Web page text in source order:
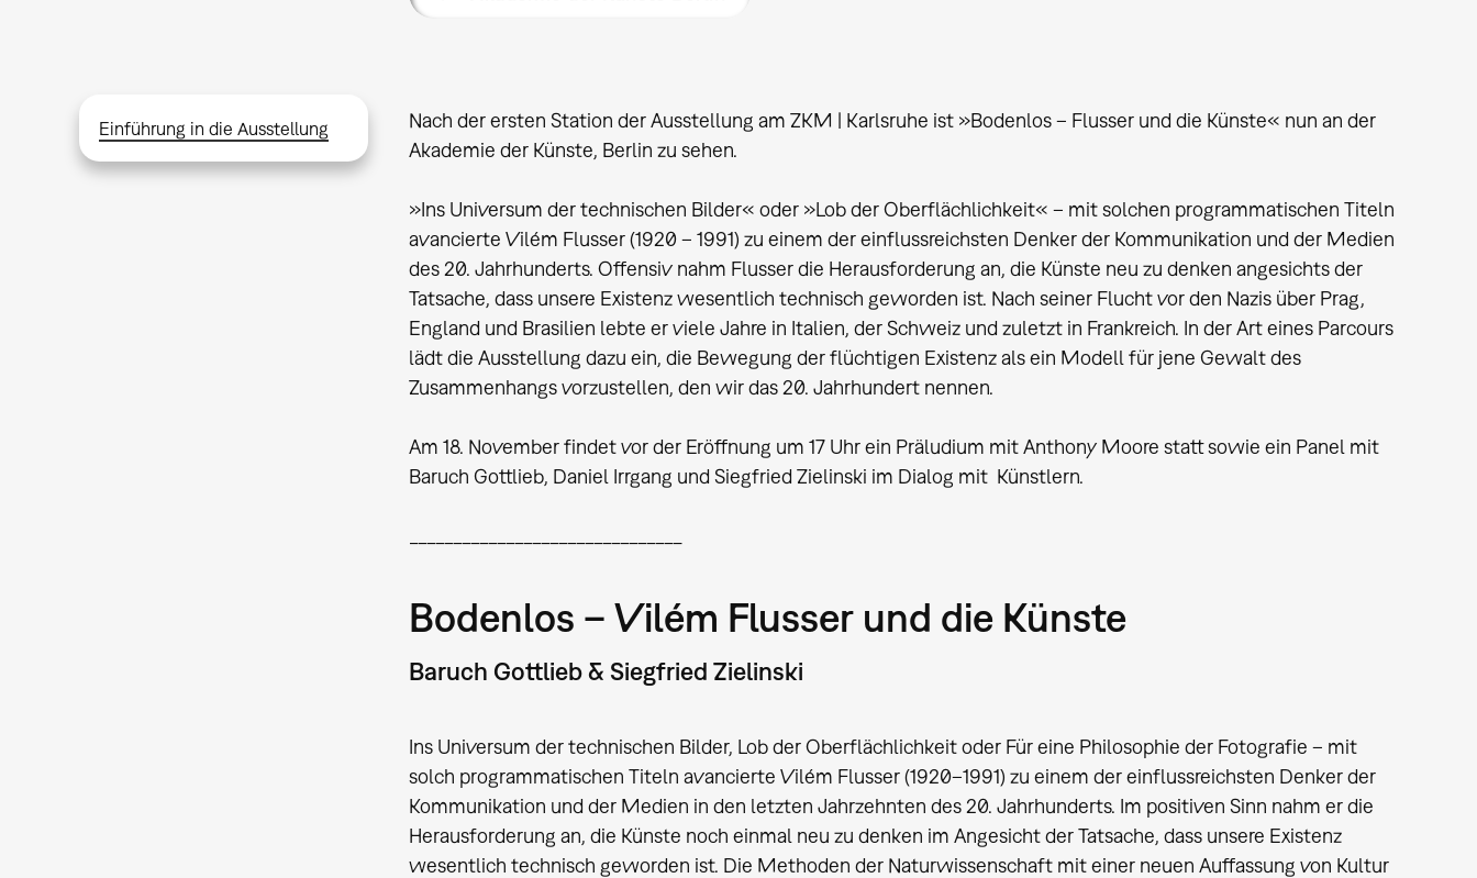
Einführung in die Ausstellung
Nach der ersten Station der Ausstellung am ZKM | Karlsruhe ist »Bodenlos – Flusser und die Künste« nun an der
Akademie der Künste, Berlin zu sehen.
»Ins Universum der technischen Bilder« oder »Lob der Oberflächlichkeit« – mit solchen programmatischen Titeln
avancierte Vilém Flusser (1920 – 1991) zu einem der einflussreichsten Denker der Kommunikation und der Medien
des 20. Jahrhunderts. Offensiv nahm Flusser die Herausforderung an, die Künste neu zu denken angesichts der
Tatsache, dass unsere Existenz wesentlich technisch geworden ist. Nach seiner Flucht vor den Nazis über Prag,
England und Brasilien lebte er viele Jahre in Italien, der Schweiz und zuletzt in Frankreich. In der Art eines Parcours
lädt die Ausstellung dazu ein, die Bewegung der flüchtigen Existenz als ein Modell für jene Gewalt des
Zusammenhangs vorzustellen, den wir das 20. Jahrhundert nennen.
Am 18. November findet vor der Eröffnung um 17 Uhr ein Präludium mit Anthony Moore statt sowie ein Panel mit
Baruch Gottlieb, Daniel Irrgang und Siegfried Zielinski im Dialog mit Künstlern.
Bodenlos – Vilém Flusser und die Künste
Baruch Gottlieb & Siegfried Zielinski
Ins Universum der technischen Bilder, Lob der Oberflächlichkeit oder Für eine Philosophie der Fotografie – mit
solch programmatischen Titeln avancierte Vilém Flusser (1920–1991) zu einem der einflussreichsten Denker der
Kommunikation und der Medien in den letzten Jahrzehnten des 20. Jahrhunderts. Im positiven Sinn nahm er die
Herausforderung an, die Künste noch einmal neu zu denken im Angesicht der Tatsache, dass unsere Existenz
wesentlich technisch geworden ist. Die Methoden der Naturwissenschaft mit einer neuen Auffassung von Kultur